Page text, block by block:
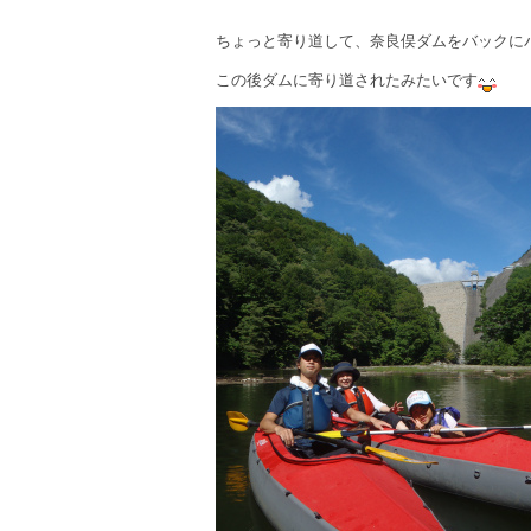
ちょっと寄り道して、奈良俣ダムをバックに
この後ダムに寄り道されたみたいです